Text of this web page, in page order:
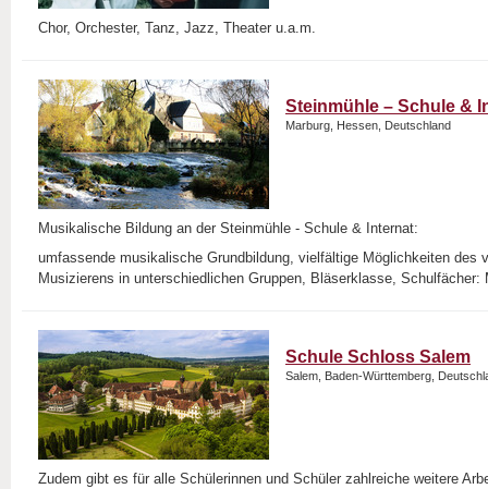
Chor, Orchester, Tanz, Jazz, Theater u.a.m.
Steinmühle – Schule &
Marburg, Hessen, Deutschland
Musikalische Bildung an der Steinmühle - Schule & Internat:
umfassende musikalische Grundbildung, vielfältige Möglichkeiten des
Musizierens in unterschiedlichen Gruppen, Bläserklasse, Schulfächer:
Schule Schloss Salem
Salem, Baden-Württemberg,
Zudem gibt es für alle Schülerinnen und Schüler zahlreiche weitere